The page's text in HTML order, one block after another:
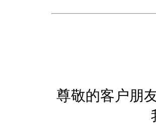
尊敬的客户朋